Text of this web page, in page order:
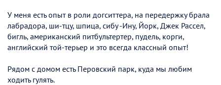
У меня есть опыт в роли догситтера, на передержку брала
лабрадора, ши-тцу, шпица, сибу -Ину, Йорк, Джек Рассел,
бигль, американский питбультертер, пудель, корги,
английский той-терьер и это всегда классный опыт!
Рядом с домом есть Перовский парк, куда мы любим
ходить гулять.